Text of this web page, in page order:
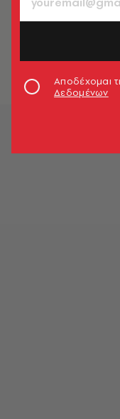
Αποδέχομαι
Δεδομένων